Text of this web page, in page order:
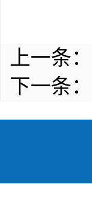
上一条：
下一条：